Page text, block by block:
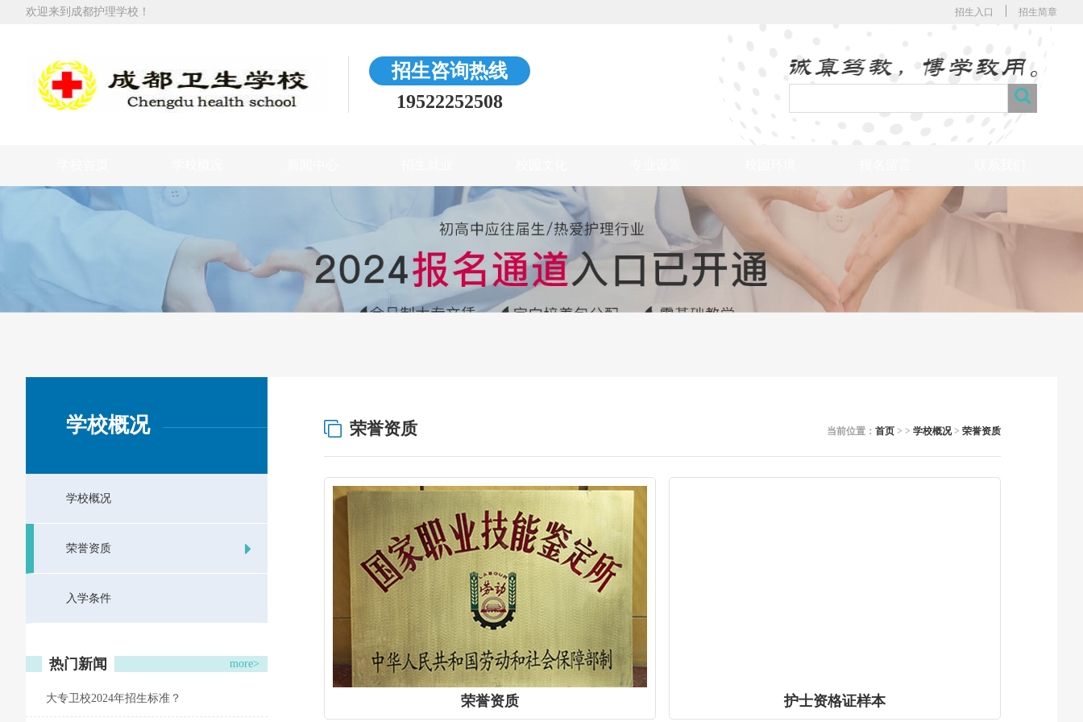
欢迎来到成都护理学校！ 招生入口 招生简章
招生咨询热线
19522252508
学校概况
学校概况
荣誉资质
入学条件
热门新闻 more>
大专卫校2024年招生标准？
荣誉资质 当前位置： 首页 > > 学校概况> 荣誉资质
荣誉资质 护士资格证样本